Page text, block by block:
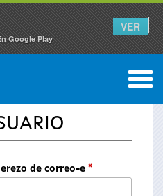
Google Play
VER
0
de correo-e *